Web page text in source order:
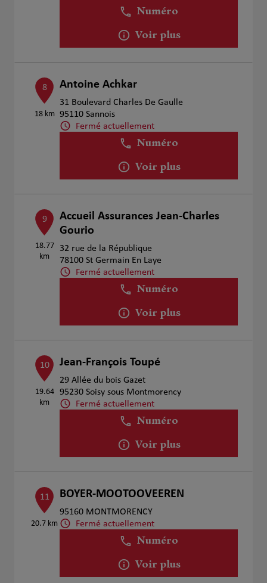
Numéro
Voir plus
8
18 km
Antoine Achkar
31 Boulevard Charles De Gaulle
95110 Sannois
Fermé actuellement
Numéro
Voir plus
9
18.77
km
Accueil Assurances Jean-Charles
Gourio
32 rue de la République
78100 St Germain En Laye
Fermé actuellement
Numéro
Voir plus
10
19.64
km
Jean-François Toupé
29 Allée du bois Gazet
95230 Soisy sous Montmorency
Fermé actuellement
Numéro
Voir plus
11
20.7 km
BOYER-MOOTOOVEEREN
95160 MONTMORENCY
Fermé actuellement
Numéro
Voir plus